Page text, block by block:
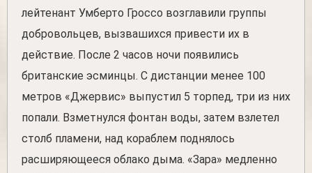
лейтенант Умберто Гроссо возглавили группы
добровольцев, вызвашихся привести их в
действие. После 2 часов ночи появились
британские эсминцы. С дистанции менее 100
метров «Джервис» выпустил 5 торпед, три из них
попали. Взметнулся фонтан воды, затем взлетел
столб пламени, над кораблем поднялось
расширяющееся облако дыма. «Зара» медленно